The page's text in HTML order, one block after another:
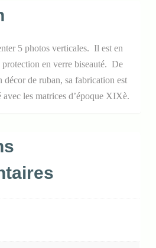
5 photos verticales. Il est en
en verre biseauté. De
de ruban, sa fabrication est
avec les matrices d’époque XIXè.